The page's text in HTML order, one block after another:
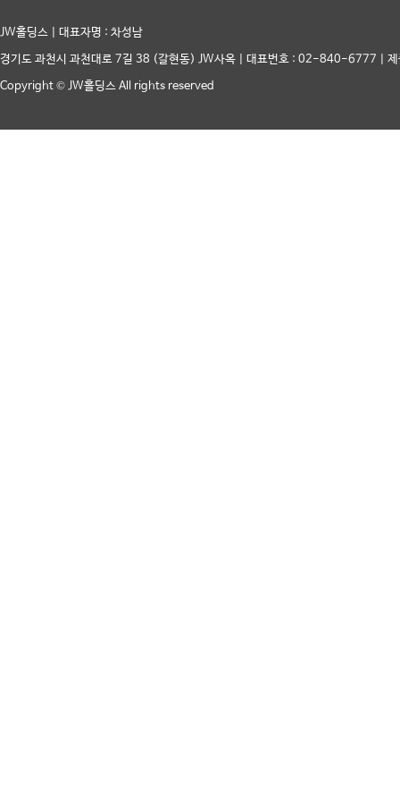
JW홀딩스 | 대표자명 : 차성남
경기도 과천시 과천대로 7길 38 (갈현동) JW사옥 | 대표번호 : 02-840-6777 |
Copyright © JW홀딩스 All rights reserved